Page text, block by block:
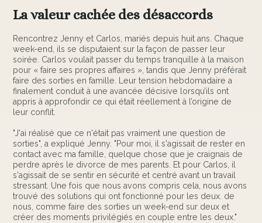
La valeur cachée des désaccords
Rencontrez Jenny et Carlos, mariés depuis huit ans. Chaque
week-end, ils se disputaient sur la façon de passer leur
soirée. Carlos voulait passer du temps tranquille à la maison
pour « faire ses propres affaires », tandis que Jenny préférait
faire des sorties en famille. Leur tension hebdomadaire a
finalement conduit à une avancée décisive lorsqu’ils ont
appris à approfondir ce qui était réellement à l’origine de
leur conflit.
"J'ai réalisé que ce n'était pas vraiment une question de
sorties", a expliqué Jenny. "Pour moi, il s'agissait de rester en
contact avec ma famille, quelque chose que je craignais de
perdre après le divorce de mes parents. Et pour Carlos, il
s'agissait de se sentir en sécurité et centré avant un travail
stressant. Une fois que nous avons compris cela, nous avons
trouvé des solutions qui ont fonctionné pour les deux. de
nous, comme faire des sorties un week-end sur deux et
créer des moments privilégiés en couple entre les deux."